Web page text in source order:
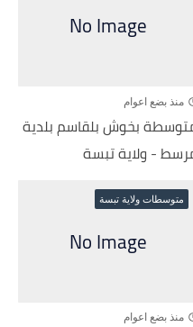
منذ بضع اعوام
بخوش بلقاسم بلدية
- ولاية تبسة
متوسطات ولاية تبسة
منذ بضع اعوام